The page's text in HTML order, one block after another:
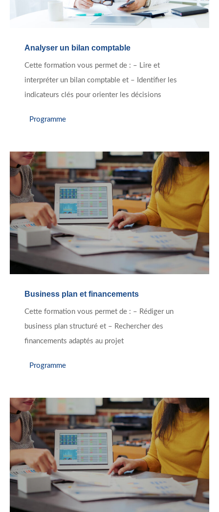
Analyser un bilan comptable
Cette formation vous permet de : – Lire et
interpréter un bilan comptable et – Identifier les
indicateurs clés pour orienter les décisions
Programme
Business plan et financements
Cette formation vous permet de : – Rédiger un
business plan structuré et – Rechercher des
financements adaptés au projet
Programme